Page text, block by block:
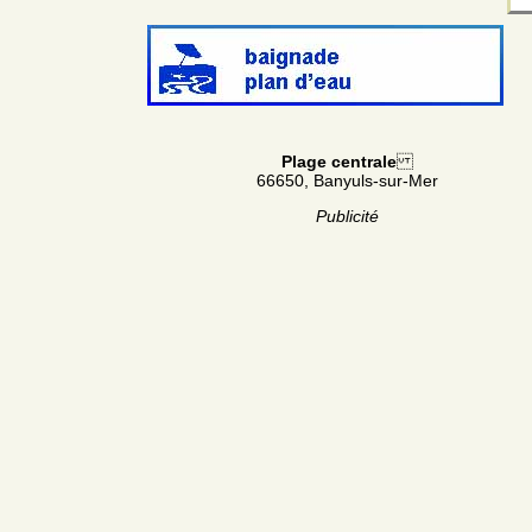
Plage centrale
66650, Banyuls-sur-Mer
Publicité